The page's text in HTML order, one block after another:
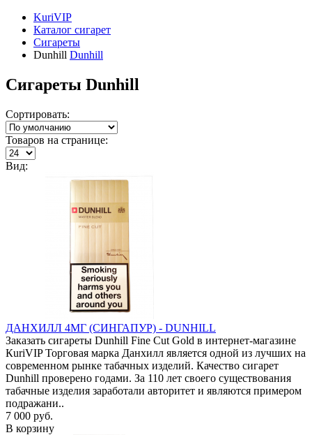
KuriVIP
Каталог сигарет
Сигареты
Dunhill Dunhill
Сигареты Dunhill
Сортировать:
Товаров на странице:
Вид:
ДАНХИЛЛ 4МГ (СИНГАПУР) - DUNHILL
Заказать сигареты Dunhill Fine Cut Gold в интернет-магазине
КuriVIP Торговая марка Данхилл является одной из лучших на
современном рынке табачных изделий. Качество сигарет
Dunhill проверено годами. За 110 лет своего существования
табачные изделия заработали авторитет и являются примером
подражани..
7 000 руб.
В корзину